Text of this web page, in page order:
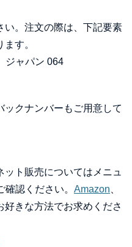
い。注文の際は、下記要素
す。
ジャパン 064
ックナンバーもご用意して
ト販売についてはメニュ
認ください。 Amazon
好きな方法でお求めくださ